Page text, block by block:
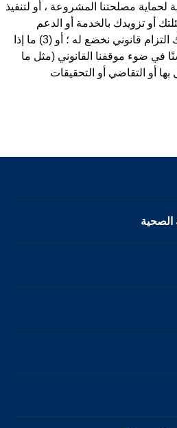
مصلحتنا المشروعة ، أو لتنفيذ
أو تزويدك بالخدمة أو الدعم
المطلوب ؛ (2) ما إذا كان هناك التزام قانوني نخضع له ؛ أو (3) ما إذا
في ضوء موقفنا القانوني (مثل ما
أو التقاضي أو التحقيقات